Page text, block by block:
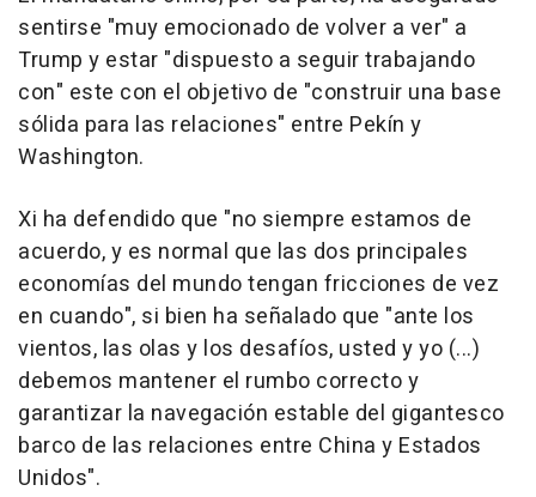
sentirse "muy emocionado de volver a ver" a
Trump y estar "dispuesto a seguir trabajando
con" este con el objetivo de "construir una base
sólida para las relaciones" entre Pekín y
Washington.
Xi ha defendido que "no siempre estamos de
acuerdo, y es normal que las dos principales
economías del mundo tengan fricciones de vez
en cuando", si bien ha señalado que "ante los
vientos, las olas y los desafíos, usted y yo (...)
debemos mantener el rumbo correcto y
garantizar la navegación estable del gigantesco
barco de las relaciones entre China y Estados
Unidos".